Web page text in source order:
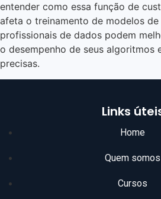
entender como essa função de
afeta o treinamento de modelos
profissionais de dados podem
o desempenho de seus algoritmos
precisas.
Links
Home
Quem somos
Cursos